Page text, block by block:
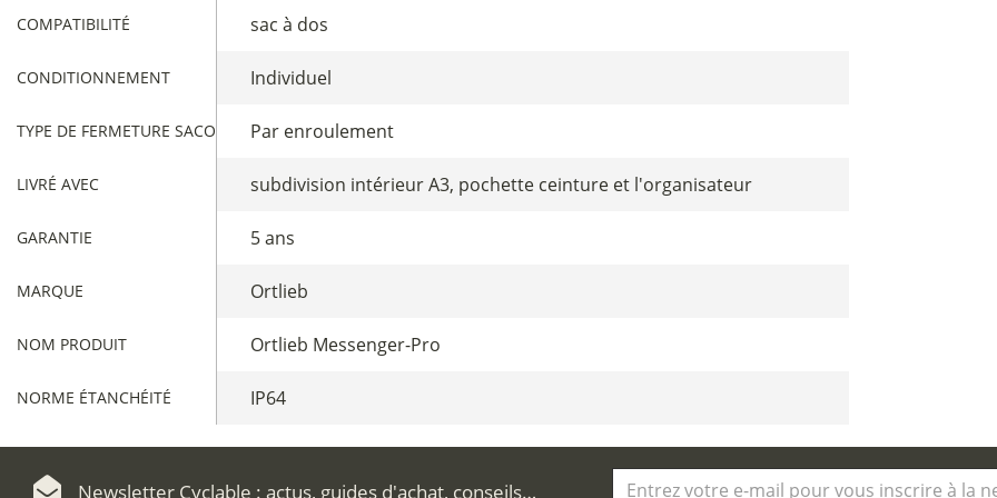
COMPATIBILITÉ sac à dos
CONDITIONNEMENT Individuel
TYPE DE FERMETURE SACOCHESPar enroulement
LIVRÉ AVEC subdivision intérieur A3, pochette ceinture et l'organisateur
GARANTIE 5 ans
MARQUE Ortlieb
NOM PRODUIT Ortlieb Messenger-Pro
NORME ÉTANCHÉITÉ IP64
Newsletter Cyclable : actus, guides d'achat, conseils…